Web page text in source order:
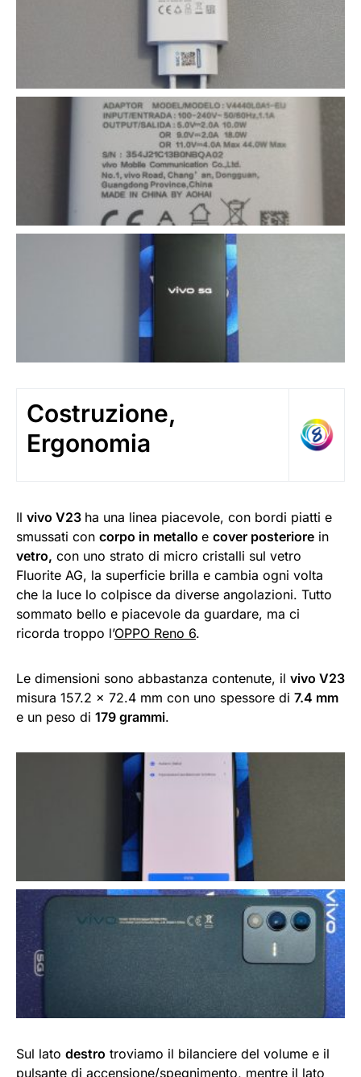
Costruzione,
Ergonomia
Il vivo V23 ha una linea piacevole, con bordi piatti e
smussati con corpo in metallo e cover posteriore in
vetro, con uno strato di micro cristalli sul vetro
Fluorite AG, la superficie brilla e cambia ogni volta
che la luce lo colpisce da diverse angolazioni. Tutto
sommato bello e piacevole da guardare, ma ci
ricorda troppo l’OPPO Reno 6.
Le dimensioni sono abbastanza contenute, il vivo V23
misura 157.2 x 72.4 mm con uno spessore di 7.4 mm
e un peso di 179 grammi.
Sul lato destro troviamo il bilanciere del volume e il
pulsante di accensione/spegnimento, mentre il lato